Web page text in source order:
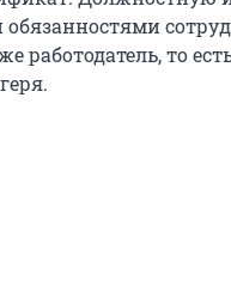
работодатель, то